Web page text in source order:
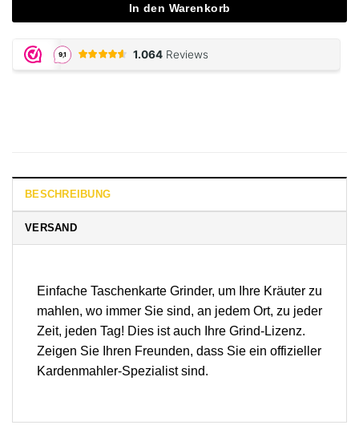
In den Warenkorb
BESCHREIBUNG
VERSAND
Einfache Taschenkarte Grinder, um Ihre Kräuter zu
mahlen, wo immer Sie sind, an jedem Ort, zu jeder
Zeit, jeden Tag! Dies ist auch Ihre Grind-Lizenz.
Zeigen Sie Ihren Freunden, dass Sie ein offizieller
Kardenmahler-Spezialist sind.